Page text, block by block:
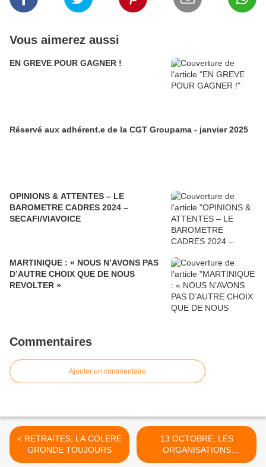
Vous aimerez aussi
EN GREVE POUR GAGNER !
Réservé aux adhérent.e de la CGT Groupama - janvier 2025
OPINIONS & ATTENTES – LE
BAROMETRE CADRES 2024 –
SECAFI/VIAVOICE
MARTINIQUE : « NOUS N’AVONS PAS
D’AUTRE CHOIX QUE DE NOUS
REVOLTER »
Commentaires
Ajouter un commentaire
< RETRAITES, LA COLERE
GRONDE TOUJOURS
13 OCTOBRE, LES
ORGANISATIONS
SYNDICALES APPELLENT